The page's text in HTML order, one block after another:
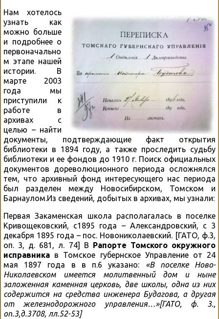
Нам хотелось
узнать как
можно больше
и подробнее о
первоначально
м этапе нашей
истории. В
марте 2003
года мы
приступили к
работе в
архивах с
целью – найти
документы, подтверждающие факт открытия
библиотеки в 1894 году, а также проследить судьбу
библиотеки и ее фондов до 1910 г. Поиск официальных
документов дореволюционного периода осложнялся
тем, что архивный фонд интересующего нас периода
был разделен между Новосибирском, Томском и
Барнаулом.Из сведений, добытых в архивах, мы узнали:
Первая Закаменская школа располагалась в поселке
Кривощековский, с1895 года – Александровский, с 3
декабря 1895 года – пос. Новониколаевский. [ГАТО, ф.3,
оп. 3, д. 681, л. 74] В Рапорте Томского окружного
исправника в Томское губернское Управление от 24
мая 1897 года в в п.6 указано: «В поселке Ново-
Николаевском имеется молитвенный дом и ныне
заложенная каменная церковь, две школы, одна из них
содержится на средства инженера Будагова, а другая
от железнодорожного управления…»[ГАТО, ф. 3.,
оп.3,д.3708, лл.52-53]